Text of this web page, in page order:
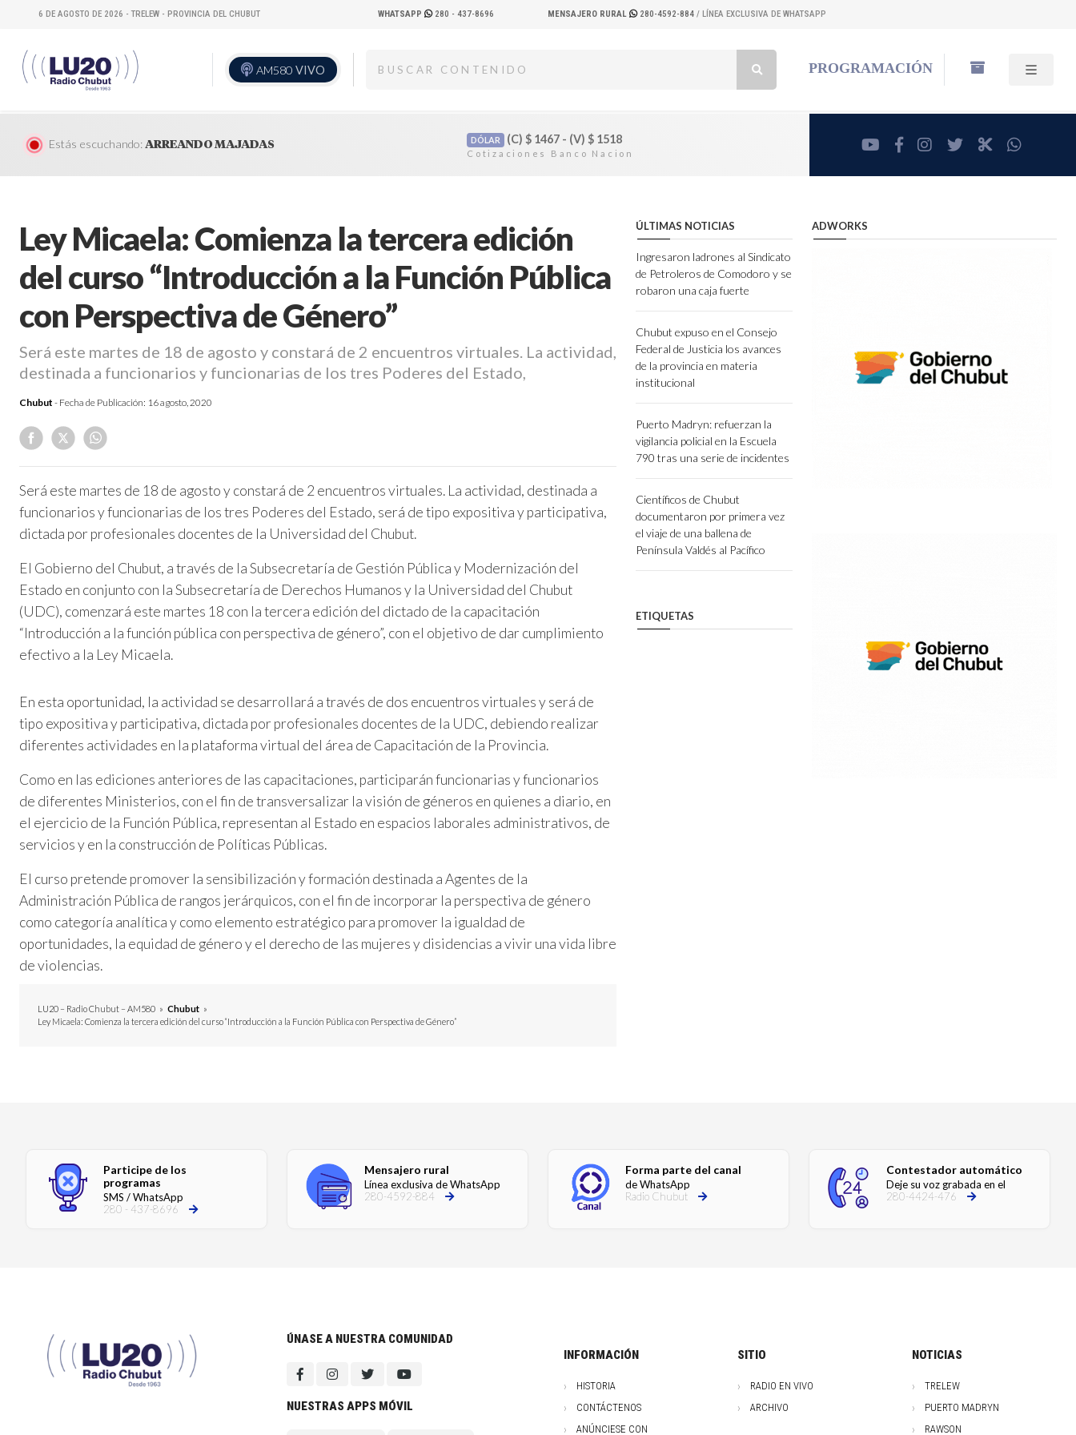
6 DE AGOSTO DE 2026 - TRELEW - PROVINCIA DEL CHUBUT WHATSAPP 280 - 437-8696 MENSAJERO RURAL 280-4592-884 / LÍNEA EXCLUSIVA DE WHATSAPP
AM580 VIVO PROGRAMACIÓN
Estás escuchando: ARREANDO MAJADAS DÓLAR (C) $1467 - (V) $1518 youtubefacebookinstagram
twitterRadioCut
Ley Micaela: Comienza la tercera edición
del curso “Introducción a la Función Pública
con Perspectiva de Género”
Será este martes de 18 de agosto y constará de 2 encuentros virtuales. La actividad,
destinada a funcionarios y funcionarias de los tres Poderes del Estado,
Chubut - Fecha de Publicación: 16 agosto, 2020
Será este martes de 18 de agosto y constará de 2 encuentros virtuales. La actividad, destinada a
funcionarios y funcionarias de los tres Poderes del Estado, será de tipo expositiva y participativa,
dictada por profesionales docentes de la Universidad del Chubut.
El Gobierno del Chubut, a través de la Subsecretaría de Gestión Pública y Modernización del
Estado en conjunto con la Subsecretaría de Derechos Humanos y la Universidad del Chubut
(UDC), comenzará este martes 18 con la tercera edición del dictado de la capacitación
“Introducción a la función pública con perspectiva de género”, con el objetivo de dar cumplimiento
efectivo a la Ley Micaela.
En esta oportunidad, la actividad se desarrollará a través de dos encuentros virtuales y será de
tipo expositiva y participativa, dictada por profesionales docentes de la UDC, debiendo realizar
diferentes actividades en la plataforma virtual del área de Capacitación de la Provincia.
Como en las ediciones anteriores de las capacitaciones, participarán funcionarias y funcionarios
de diferentes Ministerios, con el fin de transversalizar la visión de géneros en quienes a diario, en
el ejercicio de la Función Pública, representan al Estado en espacios laborales administrativos, de
servicios y en la construcción de Políticas Públicas.
El curso pretende promover la sensibilización y formación destinada a Agentes de la
Administración Pública de rangos jerárquicos, con el fin de incorporar la perspectiva de género
como categoría analítica y como elemento estratégico para promover la igualdad de
oportunidades, la equidad de género y el derecho de las mujeres y disidencias a vivir una vida libre
de violencias.
LU20 – Radio Chubut – AM580 » Chubut »
Ley Micaela: Comienza la tercera edición del curso “Introducción a la Función Pública con Perspectiva de Género”
ÚLTIMAS NOTICIAS
Ingresaron ladrones al Sindicato
de Petroleros de Comodoro y se
robaron una caja fuerte
Chubut expuso en el Consejo
Federal de Justicia los avances
de la provincia en materia
institucional
Puerto Madryn: refuerzan la
vigilancia policial en la Escuela
790 tras una serie de incidentes
Científicos de Chubut
documentaron por primera vez
el viaje de una ballena de
Península Valdés al Pacífico
ETIQUETAS
ADWORKS
Participe de los
programas
SMS / WhatsApp
280 - 437-8696
Mensajero rural
Línea exclusiva de WhatsApp
280-4592-884
Forma parte del canal
de WhatsApp
Radio Chubut
Contestador automático
Deje su voz grabada en el
280-4424-476
ÚNASE A NUESTRA COMUNIDAD
NUESTRAS APPS MÓVIL
INFORMACIÓN
HISTORIA
CONTÁCTENOS
ANÚNCIESE CON
SITIO
RADIO EN VIVO
ARCHIVO
NOTICIAS
TRELEW
PUERTO MADRYN
RAWSON